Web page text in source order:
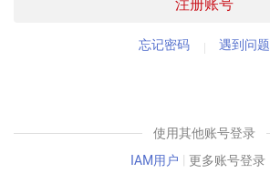
注册账号
忘记密码 遇到问题
使用其他账号登录
IAM用户 | 更多账号登录